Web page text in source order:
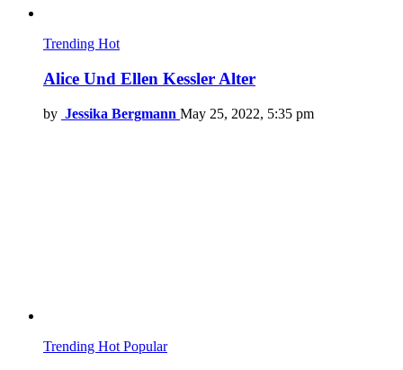
Trending Hot
Alice Und Ellen Kessler Alter
by Jessika Bergmann May 25, 2022, 5:35 pm
Trending Hot Popular